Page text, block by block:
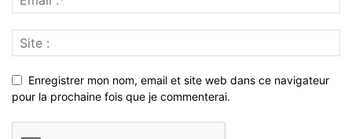
Enregistrer mon nom, email et site web dans ce navigateur
pour la prochaine fois que je commenterai.